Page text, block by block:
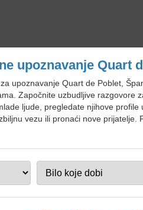
upoznavanje Quart
upoznavanje Quart de Poblet,
Započnite uzbudljive razgovore
ljude, pregledate njihove
vezu ili pronaći nove